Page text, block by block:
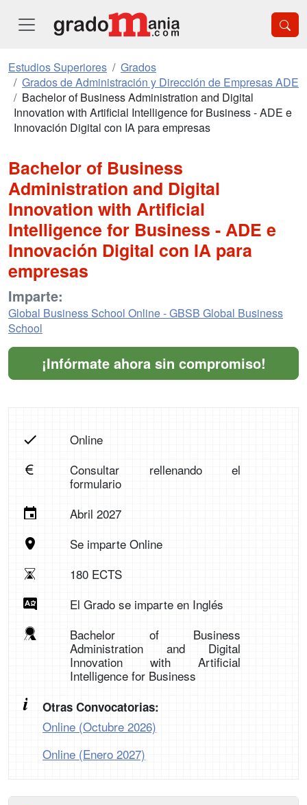
Estudios Superiores
Grados
Grados de Administración y Dirección de Empresas ADE
Bachelor of Business Administration and Digital
Innovation with Artificial Intelligence for Business - ADE e
Innovación Digital con IA para empresas
Bachelor of Business
Administration and Digital
Innovation with Artificial
Intelligence for Business - ADE e
Innovación Digital con IA para
empresas
Imparte:
Global Business School Online - GBSB Global Business
School
¡Infórmate ahora sin compromiso!
Online
Consultar rellenando el
formulario
Abril 2027
Se imparte Online
180 ECTS
El Grado se imparte en Inglés
Bachelor of Business
Administration and Digital
Innovation with Artificial
Intelligence for Business
Otras Convocatorias:
Online (Octubre 2026)
Online (Enero 2027)